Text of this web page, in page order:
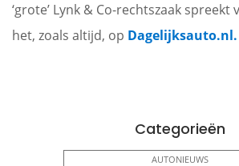
‘grote’ Lynk & Co-rechtszaak spreekt
het, zoals altijd, op Dagelijksauto.nl.
Categorieën
AUTONIEUWS